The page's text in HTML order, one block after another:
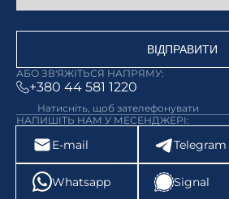
ВІДПРАВИТИ
АБО ЗВ'ЯЖІТЬСЯ НАПРЯМУ:
+380 44 581 1220
Натисніть, щоб зателефонувати
НАПИШІТЬ НАМ У МЕСЕНДЖЕРІ:
E-mail Telegram
Whatsapp Signal